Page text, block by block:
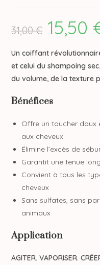
31,00€
Le
prix
initial
31,00 €.
15,50
Un coiffant
et celui du shampoing
du volume, de la texture
Bénéfices
Offre un toucher doux
aux cheveux
Élimine l’excès de
Garantit une tenue
Convient à tous les
cheveux
Sans sulfates, sans
animaux
Application
AGITER. VAPORISER.